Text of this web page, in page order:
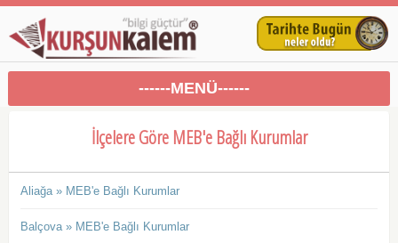
------MENÜ------
İlçelere Göre MEB'e Bağlı Kurumlar
Aliağa » MEB'e Bağlı Kurumlar
Balçova » MEB'e Bağlı Kurumlar